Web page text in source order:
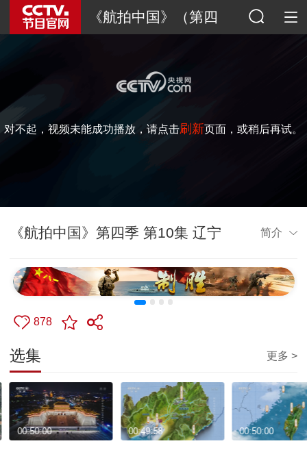
《航拍中国》（第四
对不起，视频未能成功播放，请点击刷新页面，或稍后再试。
《航拍中国》第四季 第10集 辽宁 简介
878
选集 更多 >
00:50:00 00:49:58 00:50:00